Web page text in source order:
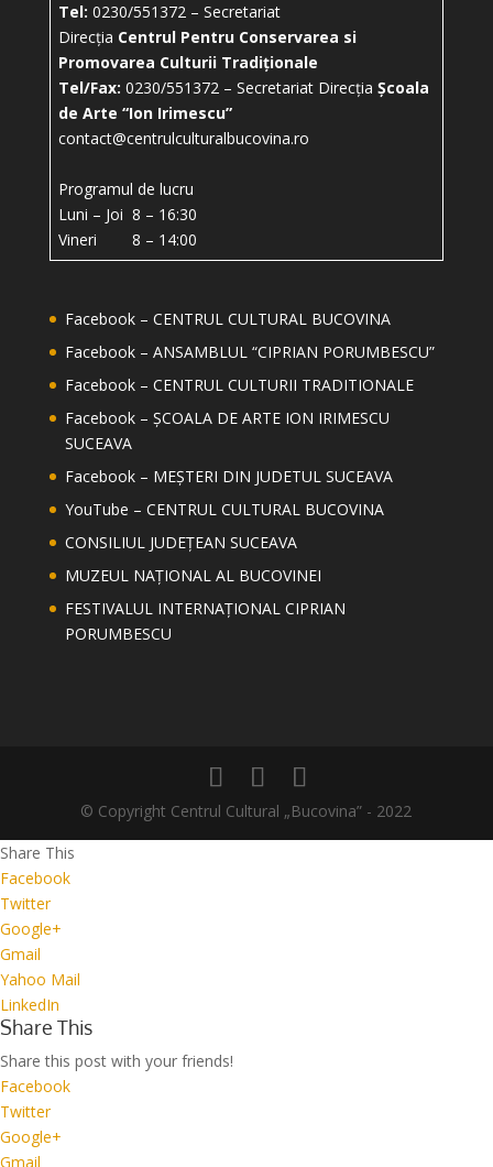
Tel: 0230/551372 – Secretariat
Direcția Centrul Pentru Conservarea si
Promovarea Culturii Tradiționale
Tel/Fax: 0230/551372 – Secretariat Direcția Școala
de Arte “Ion Irimescu”
contact@centrulculturalbucovina.ro
Programul de lucru
Luni – Joi 8 – 16:30
Vineri 8 – 14:00
Facebook – CENTRUL CULTURAL BUCOVINA
Facebook – ANSAMBLUL “CIPRIAN PORUMBESCU”
Facebook – CENTRUL CULTURII TRADITIONALE
Facebook – ȘCOALA DE ARTE ION IRIMESCU
SUCEAVA
Facebook – MEȘTERI DIN JUDETUL SUCEAVA
YouTube – CENTRUL CULTURAL BUCOVINA
CONSILIUL JUDEȚEAN SUCEAVA
MUZEUL NAȚIONAL AL BUCOVINEI
FESTIVALUL INTERNAȚIONAL CIPRIAN
PORUMBESCU
© Copyright Centrul Cultural „Bucovina” - 2022
Share This
Facebook
Twitter
Google+
Gmail
Yahoo Mail
LinkedIn
Share This
Share this post with your friends!
Facebook
Twitter
Google+
Gmail